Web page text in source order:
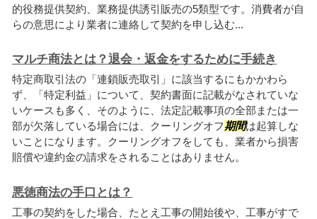
的役務提供契約、業務提供誘引販売の5類型です。消費者が自
らの意思により業者に連絡して契約を申し込む...
マルチ商法とは？退会・返金をするために手続き
特定商取引法の「連鎖販売取引」に該当するにもかかわら
ず、「特定利益」について、契約書面に記載がなされていな
いケースも多く、そのように、法定記載事項の全部または一
部が欠落している場合には、クーリングオフ期間は起算しな
いことになります。クーリングオフをしても、業者から損害
賠償や違約金の請求をされることはありません。
悪徳商法の手口とは？
工事の契約をした場合、たとえ工事の開始後や、工事がすで